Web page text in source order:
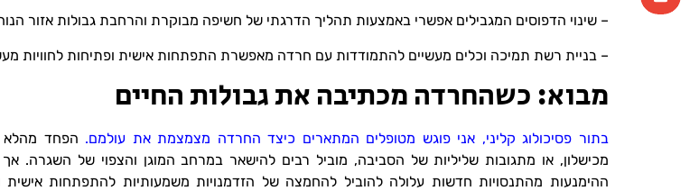
– שינוי הדפוסים המגבילים אפשרי באמצעות תהליך הדרגתי של חשיפה מבוקרת והרחבת גבולות אזור
– בניית רשת תמיכה וכלים מעשיים להתמודדות עם חרדה מאפשרת התפתחות אישית ופתיחות לחוויות
מבוא: כשהחרדה מכתיבה את גבולות החיים
בתור פסיכולוג קליני, אני פוגש מטופלים המתארים כיצד החרדה מצמצמת את עולמם. הפחד מהלא
מכישלון, או מתגובות שליליות של הסביבה, מוביל רבים להישאר במרחב המוגן והצפוי של השגרה. אך
ההימנעות מהתנסויות חדשות עלולה להוביל להחמצה של הזדמנויות משמעותיות להתפתחות אישית